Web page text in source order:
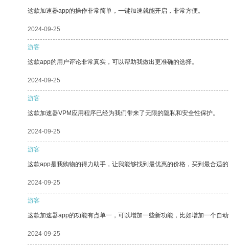
这款加速器app的操作非常简单，一键加速就能开启，非常方便。
2024-09-25
游客
这款app的用户评论非常真实，可以帮助我做出更准确的选择。
2024-09-25
游客
这款加速器VPM应用程序已经为我们带来了无限的隐私和安全性保护。
2024-09-25
游客
这款app是我购物的得力助手，让我能够找到最优惠的价格，买到最合适
2024-09-25
游客
这款加速器app的功能有点单一，可以增加一些新功能，比如增加一个自
2024-09-25